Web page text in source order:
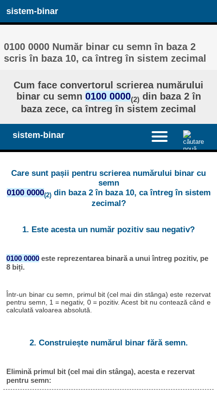
sistem-binar
0100 0000 Număr binar cu semn în baza 2
scris în baza 10, ca întreg în sistem zecimal
Cum face convertorul scrierea numărului
binar cu semn 0100 0000(2) din baza 2 în
baza zece, ca întreg în sistem zecimal
sistem-binar
Care sunt pașii pentru scrierea numărului binar cu
semn
0100 0000(2)din baza 2 în baza 10, ca întreg în sistem
zecimal?
1. Este acesta un număr pozitiv sau negativ?
0100 0000 este reprezentarea binară a unui întreg pozitiv, pe
8 biți.
Într-un binar cu semn, primul bit (cel mai din stânga) este rezervat
pentru semn, 1 = negativ, 0 = pozitiv. Acest bit nu contează când e
calculată valoarea absolută.
2. Construiește numărul binar fără semn.
Elimină primul bit (cel mai din stânga), acesta e rezervat
pentru semn: